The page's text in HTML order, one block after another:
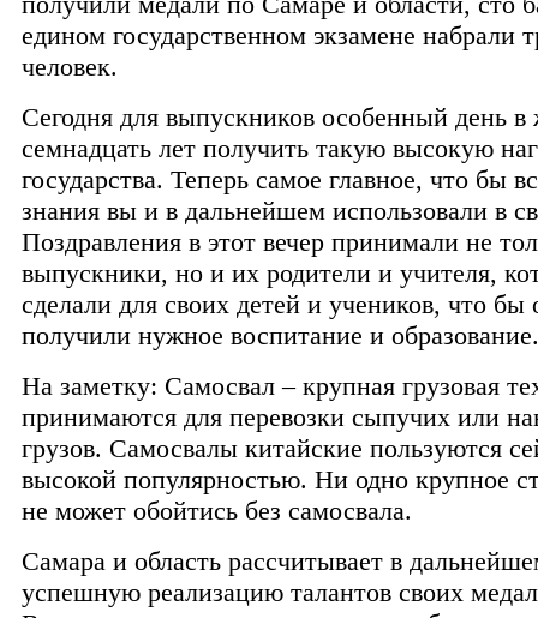
едином государственном экзамене набрали
человек.
Сегодня для выпускников особенный день
семнадцать лет получить такую высокую
государства. Теперь самое главное, что бы
знания вы и в дальнейшем использовали в
Поздравления в этот вечер принимали не
выпускники, но и их родители и учителя,
сделали для своих детей и учеников, что бы
получили нужное воспитание и образование.
На заметку: Самосвал – крупная грузовая
принимаются для перевозки сыпучих или
грузов. Самосвалы китайские пользуются
высокой популярностью. Ни одно крупное
не может обойтись без самосвала.
Самара и область рассчитывает в
успешную реализацию талантов своих